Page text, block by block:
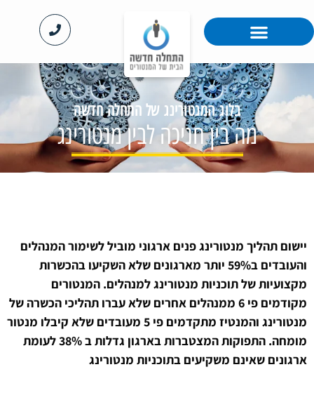
בלוג המנטורינג של התחלה חדשה
מה בין חניכה לבין מנטורינג
יישום תהליך מנטורינג פנים ארגוני מוביל לשימור המנהלים
והעובדים ב59% יותר מארגונים שלא השקיעו בהכשרות
מקצועיות של תוכניות מנטורינג למנהלים. המנטורים
מקודמים פי 6 ממנהלים אחרים שלא עברו תהליכי הכשרה של
מנטורינג והמנטיז מתקדמים פי 5 מעובדים שלא קיבלו מנטור
מומחה. התפוקות המצטברות בארגון גדלות ב 38% לעומת
ארגונים שאינם משקיעים בתוכניות מנטורינג